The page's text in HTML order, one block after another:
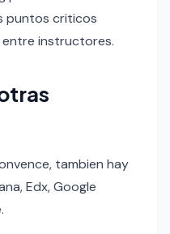
puntos criticos
entre instructores.
tambien hay
Edx, Google